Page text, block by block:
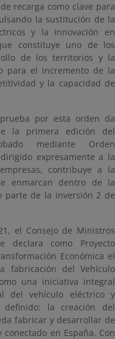
recarga como clave para
la sustitución de la
y la innovación en
constituye uno de los
de los territorios y la
para el incremento de la
y la capacidad de
por esta orden da
la primera edición del
mediante Orden
expresamente a la
contribuye a la
enmarcan dentro de la
parte de la inversión 2 de
el Consejo de Ministros
como Proyecto
Económica el
fabricación del Vehículo
una iniciativa integral
del vehículo eléctrico y
la creación del
fabricar y desarrollar de
en España. Con